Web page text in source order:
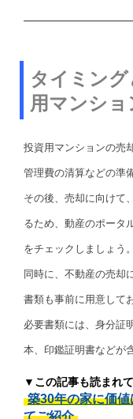
タイミン
用マンシ
投資用マンションの売
管理費の清算などの準
その後、売却に向けて
るため、動産のポータ
をチェックしましょう。
同時に、不動産の売却
書類も事前に用意して
必要書類には、身分証
本、印鑑証明書などが
▼この記事も読まれ
築30年の家に価
てご紹介